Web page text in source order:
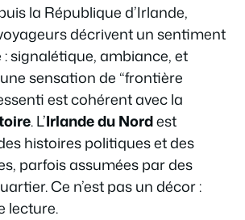
la République d’Irlande,
décrivent un sentiment
signalétique, ambiance, et
sensation de “frontière
est cohérent avec la
. L’Irlande du Nordest
histoires politiques et des
parfois assumées par des
Ce n’est pas un décor :
lecture.